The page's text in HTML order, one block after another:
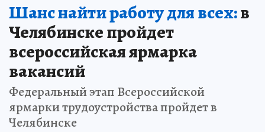
Шанс найти работу для всех:в
Челябинске пройдет
всероссийская ярмарка
вакансий
Федеральный этап Всероссийской
ярмарки трудоустройства пройдет в
Челябинске